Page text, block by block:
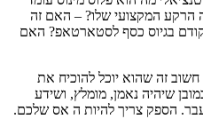
הרקע המקצועי שלו? – האם זה
בגיוס כסף לסטארטאפ? האם
חשוב זה שהוא יוכל להוכיח את
שיהיה נאמן, מומלץ, ושידע
הספק צריך להיות ה אס שלכם.